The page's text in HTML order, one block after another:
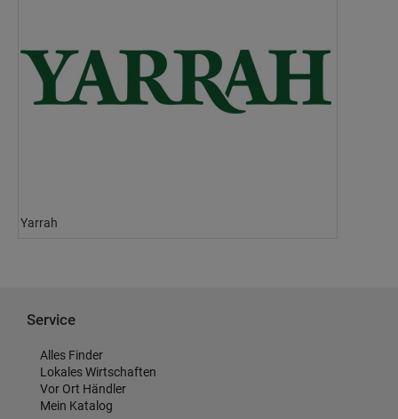
Yarrah
Service
Alles Finder
Lokales Wirtschaften
Vor Ort Händler
Mein Katalog